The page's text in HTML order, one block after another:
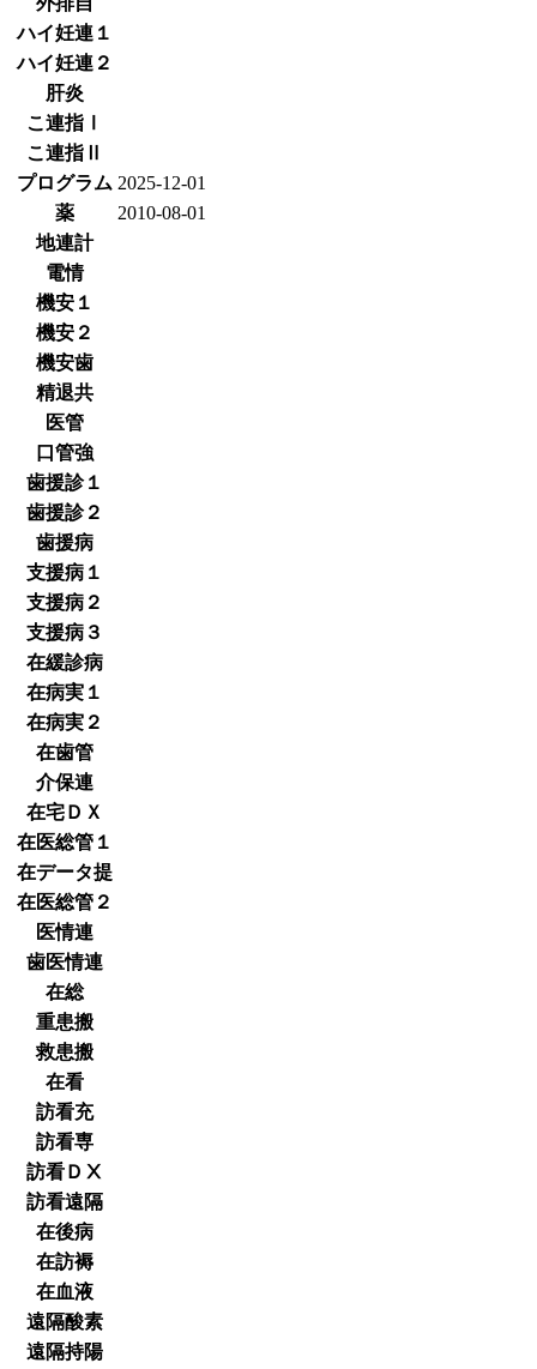
ハイ妊連１
ハイ妊連２
肝炎
こ連指Ⅰ
こ連指Ⅱ
プログラム 2025-12-01
薬
2010-08-01
地連計
電情
機安１
機安２
機安歯
精退共
医管
口管強
歯援診１
歯援診２
歯援病
支援病１
支援病２
支援病３
在緩診病
在病実１
在病実２
在歯管
介保連
在宅ＤＸ
在医総管１
在データ提
在医総管２
医情連
歯医情連
在総
重患搬
救患搬
在看
訪看充
訪看専
訪看ＤⅩ
訪看遠隔
在後病
在訪褥
在血液
遠隔酸素
遠隔持陽